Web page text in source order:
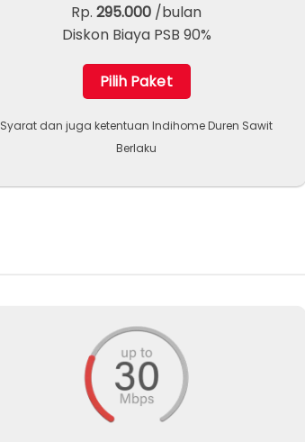
Rp.295.000 /bulan
Diskon Biaya PSB 90%
Pilih Paket
Syarat dan juga ketentuan Indihome Duren Sawit
Berlaku